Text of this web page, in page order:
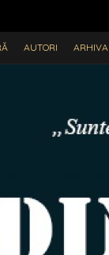
AUTORI ARHIVA